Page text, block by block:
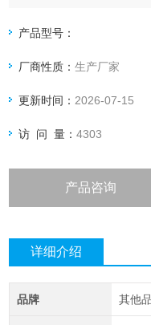
产品型号：
厂商性质：生产厂家
更新时间： 2026-07-15
访 问 量：4303
产品咨询
详细介绍
品牌 其他